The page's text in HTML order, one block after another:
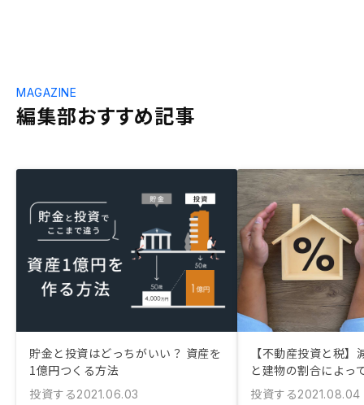
編集部おすすめ記事
MAGAZINE
貯金と投資はどっちがいい？ 資産を
1億円つくる方法
投資する2021.06.03
【不動産投資と税
と建物の割合によっ
投資する2021.08.04